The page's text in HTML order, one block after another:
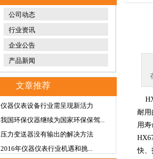
公司动态
行业资讯
企业公告
产品新闻
文章推荐
仪器仪表设备行业需呈现新活力
我国环保仪器继续为国家环保保驾...
压力变送器没有输出的解决方法
2016年仪器仪表行业机遇和挑...
耐
用寿
快、